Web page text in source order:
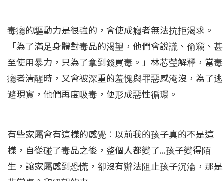
毒癮的驅動力是很強的，會使成癮者無法抗拒渴求。
「為了滿足身體對毒品的渴望，他們會說謊、偷竊、甚
至使用暴力，只為了拿到錢買毒。」林芯瑩解釋，當毒
癮者清醒時，又會被深重的羞愧與罪惡感淹沒，為了逃
避現實，他們再度吸毒，便形成惡性循環。
有些家屬會有這樣的感覺：以前我的孩子真的不是這
樣，自從碰了毒品之後，整個人都變了...孩子變得陌
生，讓家屬感到恐慌，卻沒有辦法阻止孩子沉淪，那是